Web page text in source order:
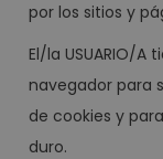
por los sitios y
El/la USUARIO/
navegador para
de cookies y
duro.